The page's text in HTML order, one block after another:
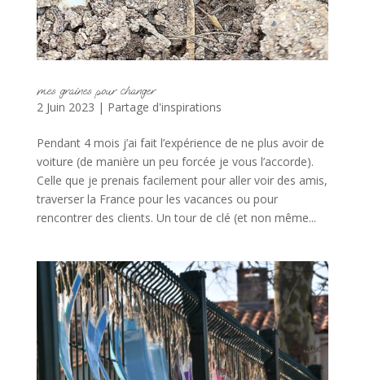
mes graines pour changer
2 Juin 2023 | Partage d'inspirations
Pendant 4 mois j’ai fait l’expérience de ne plus avoir de
voiture (de manière un peu forcée je vous l’accorde).
Celle que je prenais facilement pour aller voir des amis,
traverser la France pour les vacances ou pour
rencontrer des clients. Un tour de clé (et non même...